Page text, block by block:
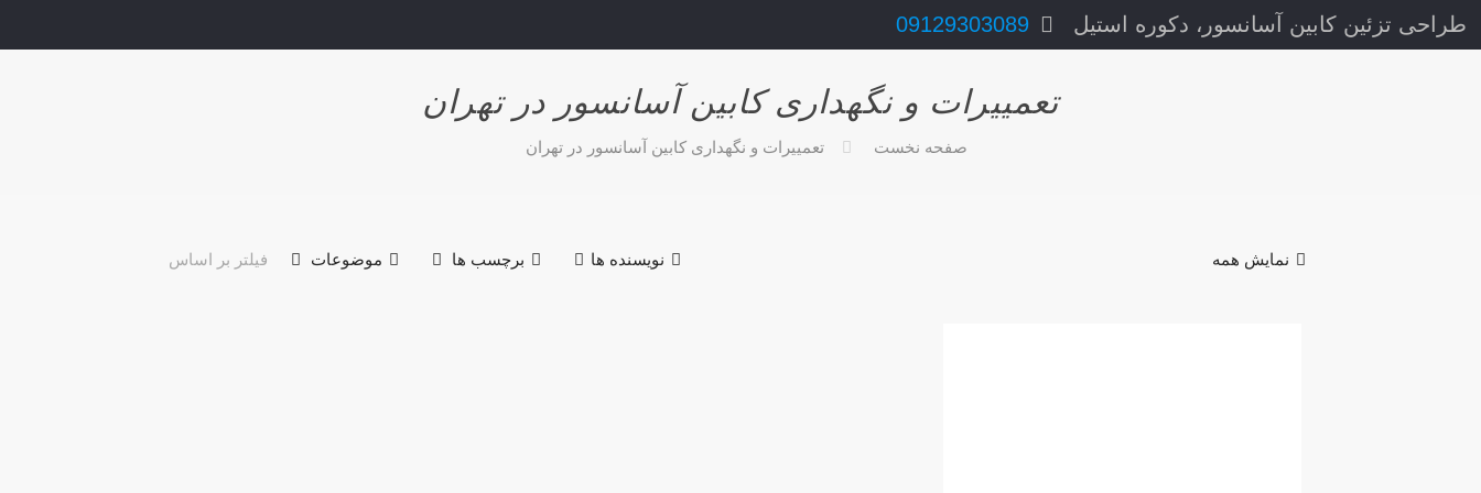
طراحی تزئین کابین آسانسور، دکوره استیل 09129303089
تعمییرات و نگهداری کابین آسانسور در تهران
صفحه نخست تعمییرات و نگهداری کابین آسانسور در تهران
فیلتر بر اساس موضوعات برچسب ها نویسنده ها نمایش همه